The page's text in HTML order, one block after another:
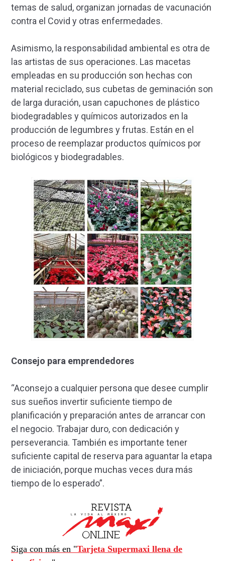
temas de salud, organizan jornadas de vacunación
contra el Covid y otras enfermedades.
Asimismo, la responsabilidad ambiental es otra de
las artistas de sus operaciones. Las macetas
empleadas en su producción son hechas con
material reciclado, sus cubetas de geminación son
de larga duración, usan capuchones de plástico
biodegradables y químicos autorizados en la
producción de legumbres y frutas. Están en el
proceso de reemplazar productos químicos por
biológicos y biodegradables.
Consejo para emprendedores
“Aconsejo a cualquier persona que desee cumplir
sus sueños invertir suficiente tiempo de
planificación y preparación antes de arrancar con
el negocio. Trabajar duro, con dedicación y
perseverancia. También es importante tener
suficiente capital de reserva para aguantar la etapa
de iniciación, porque muchas veces dura más
tiempo de lo esperado”.
Siga con más en "Tarjeta Supermaxi llena de